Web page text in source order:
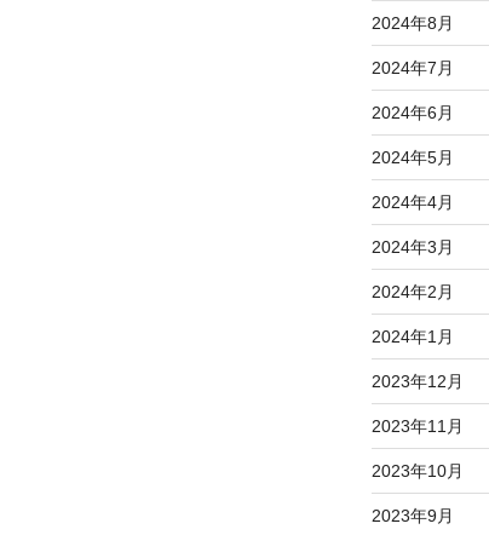
2024年8月
2024年7月
2024年6月
2024年5月
2024年4月
2024年3月
2024年2月
2024年1月
2023年12月
2023年11月
2023年10月
2023年9月